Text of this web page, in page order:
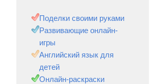
Поделки своими руками
Развивающие онлайн-
игры
Английский язык для
детей
Онлайн-раскраски